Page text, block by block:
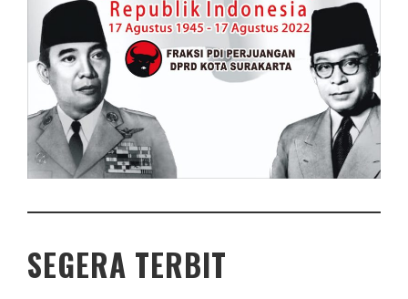
SEGERA TERBIT